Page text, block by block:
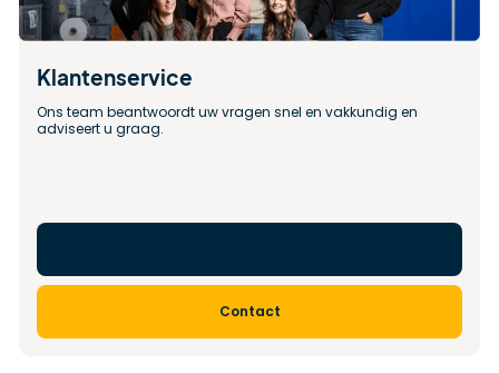
Klantenservice
Ons team beantwoordt uw vragen snel en vakkundig en
adviseert u graag.
Contact